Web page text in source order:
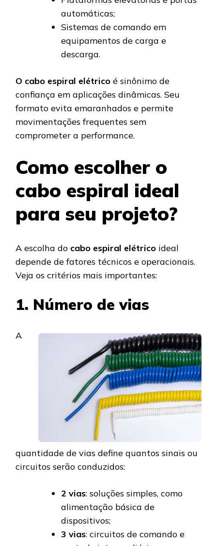
automáticas;
Sistemas de comando em
equipamentos de carga e
descarga.
O cabo espiral elétrico é sinônimo de
confiança em aplicações dinâmicas. Seu
formato evita emaranhados e permite
movimentações frequentes sem
comprometer a performance.
Como escolher o
cabo espiral ideal
para seu projeto?
A escolha do cabo espiral elétrico ideal
depende de fatores técnicos e operacionais.
Veja os critérios mais importantes:
1. Número de vias
A
quantidade de vias define quantos sinais ou
circuitos serão conduzidos:
2 vias: soluções simples, como
alimentação básica de
dispositivos;
3 vias: circuitos de comando e